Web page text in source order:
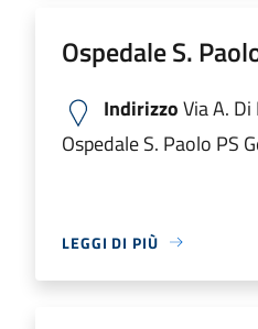
Ospedale S.
IndirizzoVia A.
Ospedale S. Paolo PS
LEGGI DI PIÙ